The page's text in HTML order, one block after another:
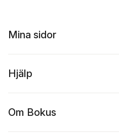
Mina sidor
Hjälp
Om Bokus